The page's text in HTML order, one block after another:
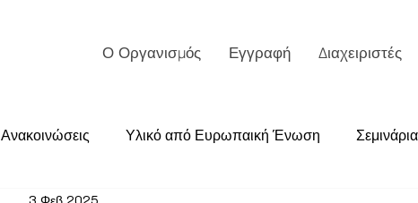
Ο Οργανισμός Εγγραφή Διαχειριστές
Ανακοινώσεις Υλικό από Ευρωπαική Ένωση Σεμινάρια
3 Φεβ 2025